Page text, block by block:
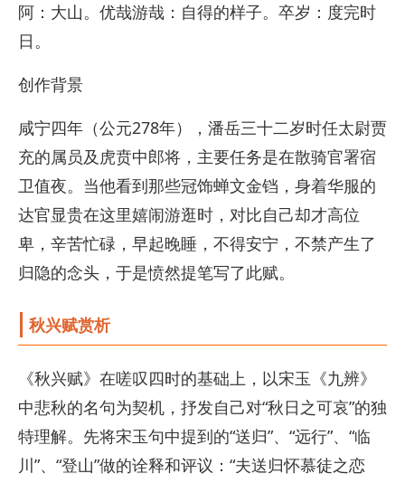
阿：大山。优哉游哉：自得的样子。卒岁：度完时
日。
创作背景
咸宁四年（公元278年），潘岳三十二岁时任太尉贾
充的属员及虎贲中郎将，主要任务是在散骑官署宿
卫值夜。当他看到那些冠饰蝉文金铛，身着华服的
达官显贵在这里嬉闹游逛时，对比自己却才高位
卑，辛苦忙碌，早起晚睡，不得安宁，不禁产生了
归隐的念头，于是愤然提笔写了此赋。
秋兴赋赏析
《秋兴赋》在嗟叹四时的基础上，以宋玉《九辨》
中悲秋的名句为契机，抒发自己对“秋日之可哀”的独
特理解。先将宋玉句中提到的“送归”、“远行”、“临
川”、“登山”做的诠释和评议：“夫送归怀慕徒之恋